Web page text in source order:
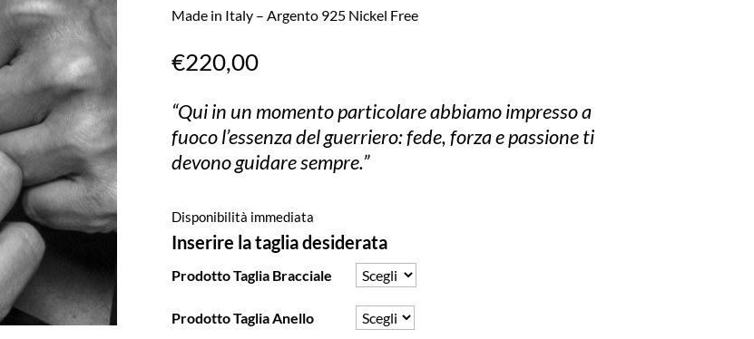
Made in Italy – Argento 925 Nickel Free
€220,00
“Qui in un momento particolare abbiamo impresso a
fuoco l’essenza del guerriero: fede, forza e passione ti
devono guidare sempre.”
Disponibilità immediata
Inserire la taglia desiderata
Prodotto Taglia Bracciale
Prodotto Taglia Anello